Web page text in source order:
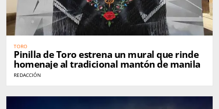
TORO
Pinilla de Toro estrena un mural que rinde
homenaje al tradicional mantón de manila
REDACCIÓN